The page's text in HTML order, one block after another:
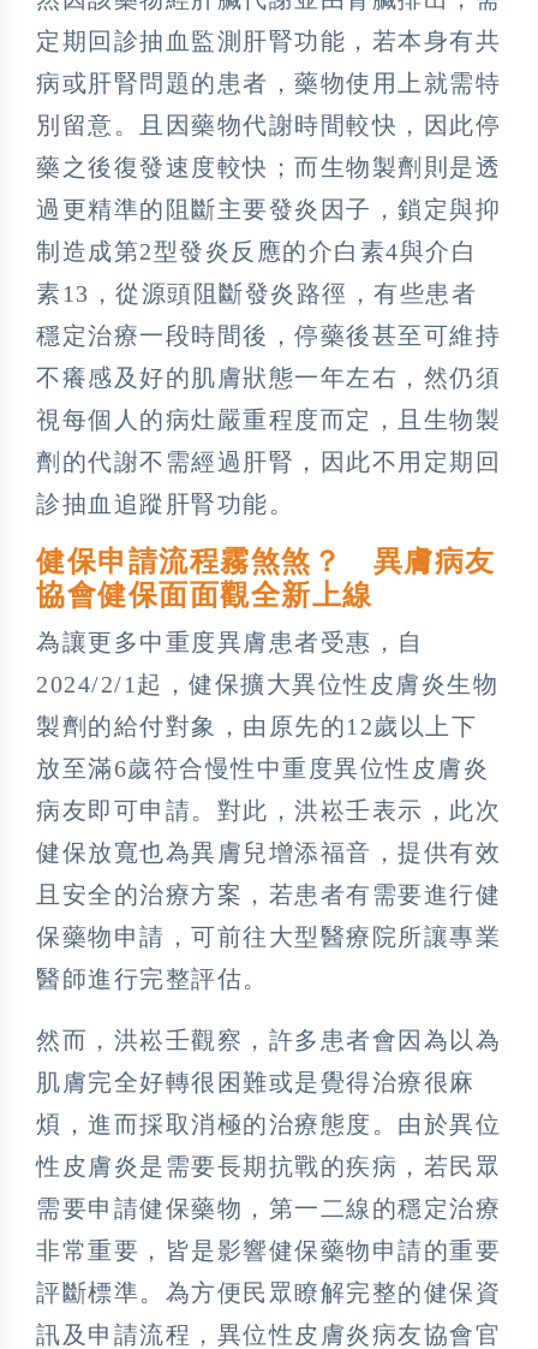
定期回診抽血監測肝腎功能，若本身有共
病或肝腎問題的患者，藥物使用上就需特
別留意。且因藥物代謝時間較快，因此停
藥之後復發速度較快；而生物製劑則是透
過更精準的阻斷主要發炎因子，鎖定與抑
制造成第2型發炎反應的介白素4與介白
素13，從源頭阻斷發炎路徑，有些患者
穩定治療一段時間後，停藥後甚至可維持
不癢感及好的肌膚狀態一年左右，然仍須
視每個人的病灶嚴重程度而定，且生物製
劑的代謝不需經過肝腎，因此不用定期回
診抽血追蹤肝腎功能。
健保申請流程霧煞煞？ 異膚病友
協會健保面面觀全新上線
為讓更多中重度異膚患者受惠，自
2024/2/1起，健保擴大異位性皮膚炎生物
製劑的給付對象，由原先的12歲以上下
放至滿6歲符合慢性中重度異位性皮膚炎
病友即可申請。對此，洪崧壬表示，此次
健保放寬也為異膚兒增添福音，提供有效
且安全的治療方案，若患者有需要進行健
保藥物申請，可前往大型醫療院所讓專業
醫師進行完整評估。
然而，洪崧壬觀察，許多患者會因為以為
肌膚完全好轉很困難或是覺得治療很麻
煩，進而採取消極的治療態度。由於異位
性皮膚炎是需要長期抗戰的疾病，若民眾
需要申請健保藥物，第一二線的穩定治療
非常重要，皆是影響健保藥物申請的重要
評斷標準。為方便民眾瞭解完整的健保資
訊及申請流程，異位性皮膚炎病友協會官